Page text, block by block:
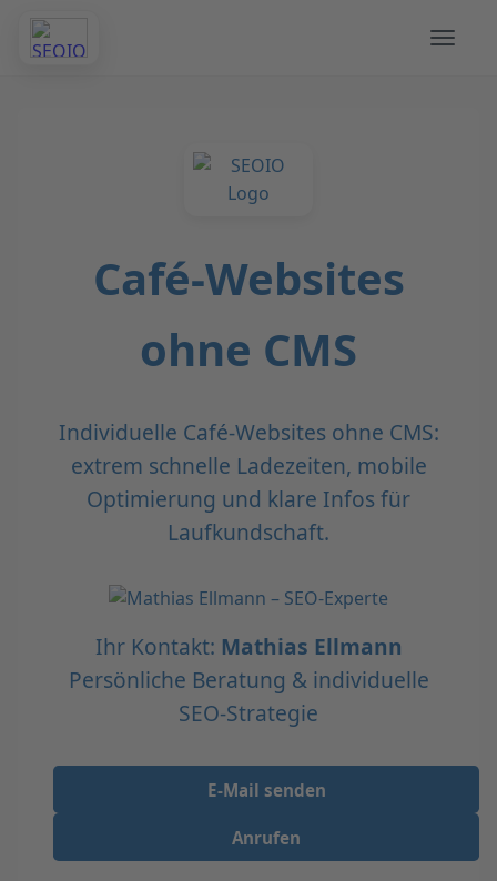
Café-Websites
ohne CMS
Individuelle Café-Websites ohne CMS:
extrem schnelle Ladezeiten, mobile
Optimierung und klare Infos für
Laufkundschaft.
Ihr Kontakt: Mathias Ellmann
Persönliche Beratung & individuelle
SEO-Strategie
E-Mail senden
Anrufen